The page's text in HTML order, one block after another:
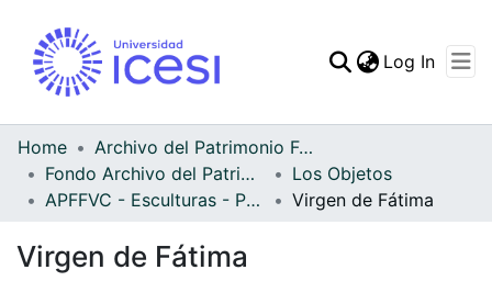
Statistics
Log In
Home
Archivo del Patrimonio Fotográfico y Fílmico del Valle del Cauca
Fondo Archivo del Patrimonio Fotográfico y Fílmico del Valle del Cauca
Los Objetos
APFFVC - Esculturas - Patrimonial
Virgen de Fátima
Virgen de Fátima